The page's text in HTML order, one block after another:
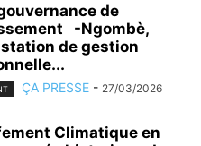
de
-Ngombè,
de gestion
ÇA PRESSE - 27/03/2026
Climatique en